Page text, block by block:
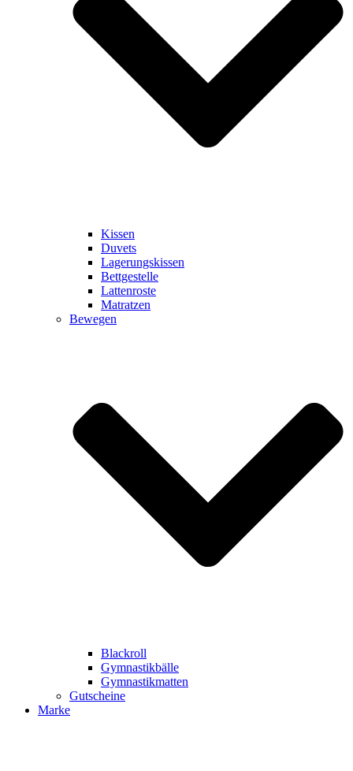
Kissen
Duvets
Lagerungskissen
Bettgestelle
Lattenroste
Matratzen
Bewegen
Blackroll
Gymnastikbälle
Gymnastikmatten
Gutscheine
Marke